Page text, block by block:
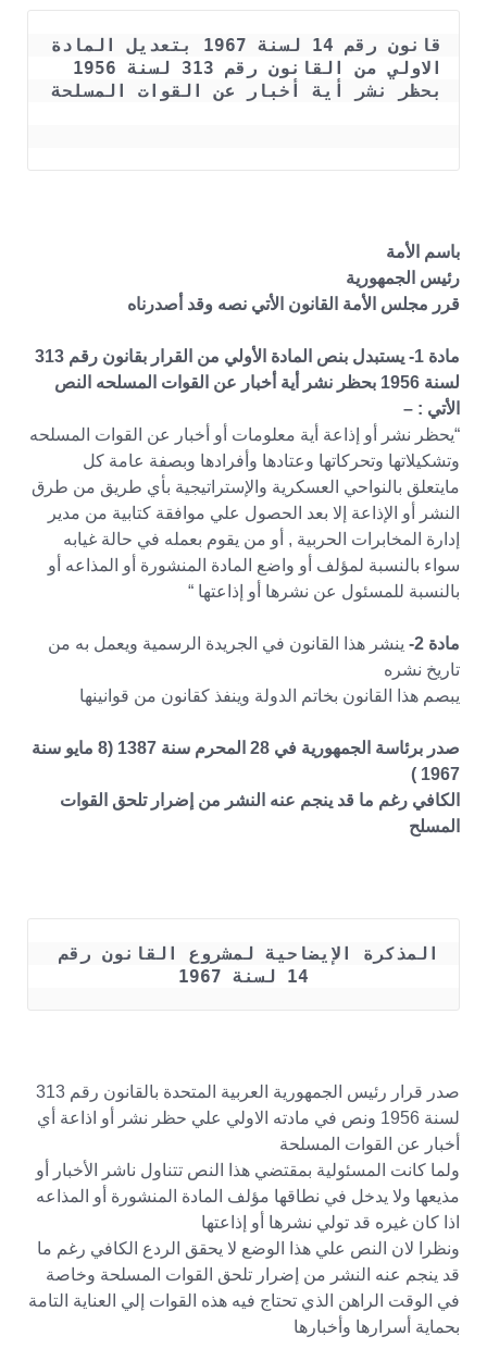
باسم الأمة
رئيس الجمهورية
قرر مجلس الأمة القانون الأتي نصه وقد أصدرناه
مادة 1- يستبدل بنص المادة الأولي من القرار بقانون رقم 313
لسنة 1956 بحظر نشر أية أخبار عن القوات المسلحه النص
الأتي : –
“يحظر نشر أو إذاعة أية معلومات أو أخبار عن القوات المسلحه
وتشكيلاتها وتحركاتها وعتادها وأفرادها وبصفة عامة كل
مايتعلق بالنواحي العسكرية والإستراتيجية بأي طريق من طرق
النشر أو الإذاعة إلا بعد الحصول علي موافقة كتابية من مدير
إدارة المخابرات الحربية , أو من يقوم بعمله في حالة غيابه
سواء بالنسبة لمؤلف أو واضع المادة المنشورة أو المذاعه أو
بالنسبة للمسئول عن نشرها أو إذاعتها “
مادة 2-
ينشر هذا القانون في الجريدة الرسمية ويعمل به من
تاريخ نشره
يبصم هذا القانون بخاتم الدولة وينفذ كقانون من قوانينها
صدر برئاسة الجمهورية في 28 المحرم سنة 1387 (8 مايو سنة
1967 )
الكافي رغم ما قد ينجم عنه النشر من إضرار تلحق القوات
المسلح
14 لسنة 1967
صدر قرار رئيس الجمهورية العربية المتحدة بالقانون رقم 313
لسنة 1956 ونص في مادته الاولي علي حظر نشر أو اذاعة أي
أخبار عن القوات المسلحة
ولما كانت المسئولية بمقتضي هذا النص تتناول ناشر الأخبار أو
مذيعها ولا يدخل في نطاقها مؤلف المادة المنشورة أو المذاعه
اذا كان غيره قد تولي نشرها أو إذاعتها
ونظرا لان النص علي هذا الوضع لا يحقق الردع الكافي رغم ما
قد ينجم عنه النشر من إضرار تلحق القوات المسلحة وخاصة
في الوقت الراهن الذي تحتاج فيه هذه القوات إلي العناية التامة
بحماية أسرارها وأخبارها